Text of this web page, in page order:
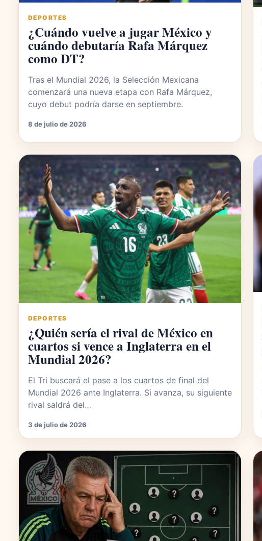
DEPORTES
¿Cuándo vuelve a jugar México y
cuándo debutaría Rafa Márquez
como DT?
Tras el Mundial 2026, la Selección Mexicana
comenzará una nueva etapa con Rafa Márquez,
cuyo debut podría darse en septiembre.
8 de julio de 2026
DEPORTES
¿Quién sería el rival de México en
cuartos si vence a Inglaterra en el
Mundial 2026?
El Tri buscará el pase a los cuartos de final del
Mundial 2026 ante Inglaterra. Si avanza, su siguiente
rival saldrá del…
3 de julio de 2026